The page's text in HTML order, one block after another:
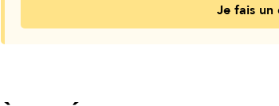
Je fais un